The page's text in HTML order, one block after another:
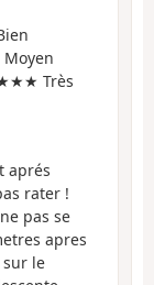
Très
aprés
rater !
pas se
apres
le